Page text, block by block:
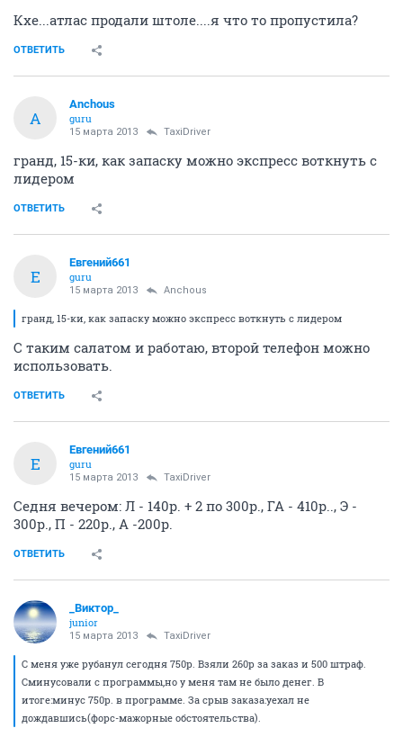
Кхе...атлас продали штоле....я что то пропустила?
ОТВЕТИТЬ
A
Anchous
guru
15 марта 2013 TaxiDriver
гранд, 15-ки, как запаску можно экспресс воткнуть с
лидером
ОТВЕТИТЬ
Е
Евгений661
guru
15 марта 2013 Anchous
гранд, 15-ки, как запаску можно экспресс воткнуть с лидером
С таким салатом и работаю, второй телефон можно
использовать.
ОТВЕТИТЬ
Е
Евгений661
guru
15 марта 2013 TaxiDriver
Седня вечером: Л - 140р. + 2 по 300р., ГА - 410р.., Э -
300р., П - 220р., А -200р.
ОТВЕТИТЬ
_Виктор_
juniоr
15 марта 2013 TaxiDriver
С меня уже рубанул сегодня 750р. Взяли 260р за заказ и 500 штраф.
Сминусовали с программы,но у меня там не было денег. В
итоге:минус 750р. в программе. За срыв заказа:уехал не
дождавшись(форс-мажорные обстоятельства).